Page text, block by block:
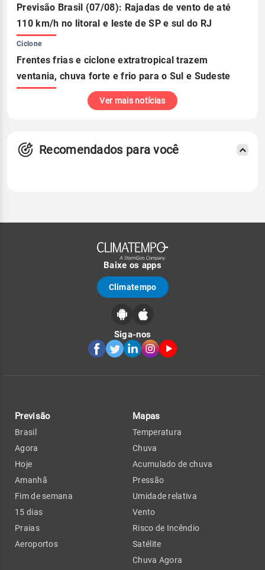
Previsão Brasil (07/08): Rajadas de vento de até
110 km/h no litoral e leste de SP e sul do RJ
Ciclone
Frentes frias e ciclone extratropical trazem
ventania, chuva forte e frio para o Sul e Sudeste
Ver mais notícias
Recomendados para você
Baixe os apps
Climatempo
Siga-nos
Previsão
Brasil
Agora
Hoje
Amanhã
Fim de semana
15 dias
Praias
Aeroportos
Mapas
Temperatura
Chuva
Acumulado de chuva
Pressão
Umidade relativa
Vento
Risco de Incêndio
Satélite
Chuva Agora